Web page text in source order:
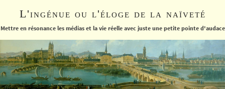
le
L'ingénue ou l'éloge de la naïveté
Mettre en résonance les médias et la vie réelle avec juste une petite pointe d'audace